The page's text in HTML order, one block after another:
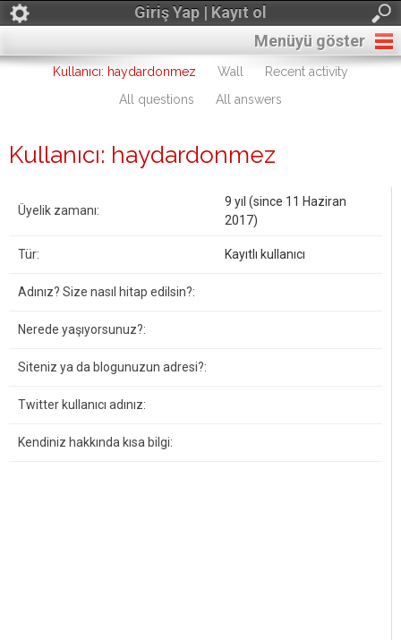
Giriş Yap | Kayıt ol
Menüyü göster
Kullanıcı: haydardonmez Wall
Recent activity
All questions
All answers
Kullanıcı: haydardonmez
Üyelik zamanı:
9 yıl (since 11 Haziran
2017)
Tür: Kayıtlı kullanıcı
Adınız? Size nasıl hitap edilsin?:
Nerede yaşıyorsunuz?:
Siteniz ya da blogunuzun adresi?:
Twitter kullanıcı adınız:
Kendiniz hakkında kısa bilgi: